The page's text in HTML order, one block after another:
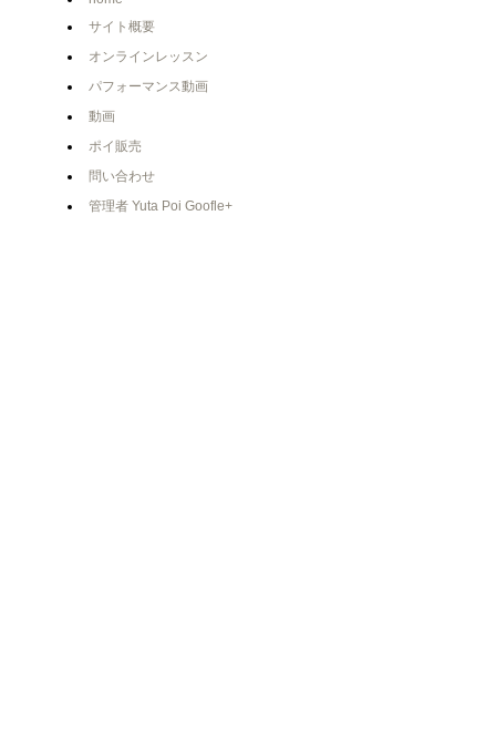
サイト概要
オンラインレッスン
パフォーマンス動画
動画
ポイ販売
問い合わせ
管理者 Yuta Poi Goofle+